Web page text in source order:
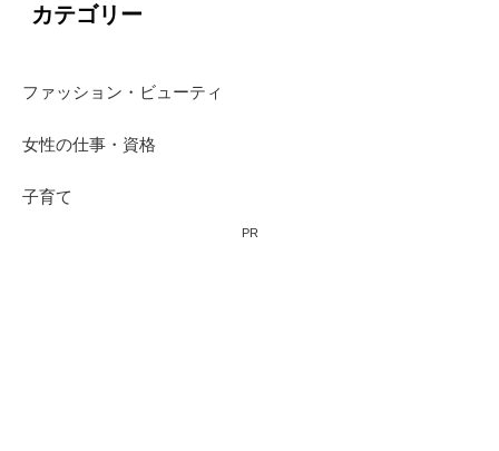
カテゴリー
ファッション・ビューティ
女性の仕事・資格
子育て
PR